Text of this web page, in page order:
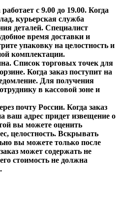
с 9.00 до 19.00. Когда
курьерская служба
деталей. Специалист
время доставки и
упаковку на целостность и
комплектации.
Список торговых точек для
Когда заказ поступит на
Для получения
в кассовой зоне и
почту России. Когда заказ
ваш адрес придет извещение о
вы можете оценить
целостность. Вскрывать
вы можете только после
может содержать не
стоимость не должна